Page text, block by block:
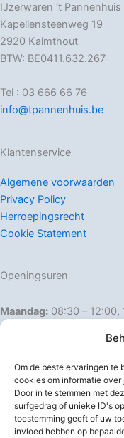
Om de beste ervaringen te
cookies om informatie
Door in te stemmen met
surfgedrag of unieke ID's
toestemming geeft of uw
invloed hebben op
IJzerwaren ‘t Pannenhuis
Kapellensteenweg 19
2920 Kalmthout
BTW: BE0411.632.267
Tel : 03 666 66 76
info@tpannenhuis.be
Klantenservice
Algemene voorwaarden
Privacy Policy
Herroepingsrecht
Cookie Statement
Openingsuren
Maandag: 08:30 – 12:00,
Dinsdag:
08:30 –
Donderdag: 08:30 –
Vrijdag: 08:30 – 12:00,
Zaterdag: 08:30 – 16:00
Zondag: Gesloten